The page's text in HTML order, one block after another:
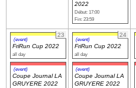
2022
Début: 17:00
Fin: 23:59
23
(event)
FriRun Cup 2022
all day
(event)
Coupe Journal LA
GRUYERE 2022
24
(event)
FriRun Cup 2022
all day
(event)
Coupe Journal LA
GRUYERE 2022